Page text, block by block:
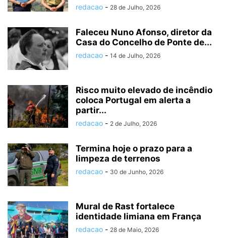
redacao - 28 de Julho, 2026
Faleceu Nuno Afonso, diretor da
Casa do Concelho de Ponte de...
redacao - 14 de Julho, 2026
Risco muito elevado de incêndio
coloca Portugal em alerta a
partir...
redacao - 2 de Julho, 2026
Termina hoje o prazo para a
limpeza de terrenos
redacao - 30 de Junho, 2026
Mural de Rast fortalece
identidade limiana em França
redacao - 28 de Maio, 2026